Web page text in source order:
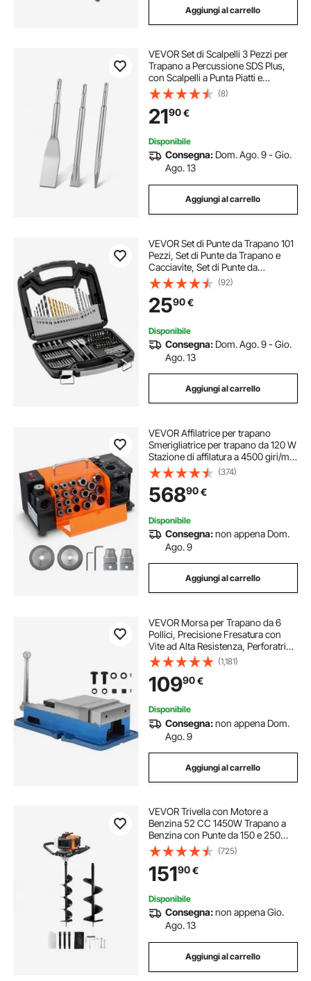
Aggiungi al carrello
VEVOR Set di Scalpelli 3 Pezzi per
Trapano a Percussione SDS Plus,
con Scalpelli a Punta Piatti e
Angolati, in Lega di Acciaio Trattato
Termicamente, con Bordo Affilato,
per Demolizioni Fai Da Te
(8)
2190€
Disponibile
Consegna: Dom. Ago. 9 - Gio.
Ago. 13
Aggiungi al carrello
VEVOR Set di Punte da Trapano 101
Pezzi, Set di Punte da Trapano e
Cacciavite, Set di Punte da
Cacciavite Adatte per Foratura di
Metallo, Kit Combinato Assortiti in
Custodia per Trasporto Organizzata
(92)
2590€
Disponibile
Consegna: Dom. Ago. 9 - Gio.
Ago. 13
Aggiungi al carrello
VEVOR Affilatrice per trapano
Smerigliatrice per trapano da 120 W
Stazione di affilatura a 4500 giri/min
Affilatrice per trapano in acciaio 45#
Angolo della punta regolabile 95-
135° 18 pinze
(374)
56890€
Disponibile
Consegna:non appena Dom.
Ago. 9
Aggiungi al carrello
VEVOR Morsa per Trapano da 6
Pollici, Precisione Fresatura con
Vite ad Alta Resistenza, Perforatrice
Banco con Forza di Serraggio,
Morsa per Fresatura di Precisione
con una Comoda Impugnatura
(1,181)
10990€
Disponibile
Consegna:non appena Dom.
Ago. 9
Aggiungi al carrello
VEVOR Trivella con Motore a
Benzina 52 CC 1450W Trapano a
Benzina con Punte da 150 e 250
mm 3 Barre di Prolunga Trapano
per Fori per Recinzione per Terreni
Agricoli Piante da Giardino
Arancione e Nero
(725)
15190€
Disponibile
Consegna:non appena Gio.
Ago. 13
Aggiungi al carrello